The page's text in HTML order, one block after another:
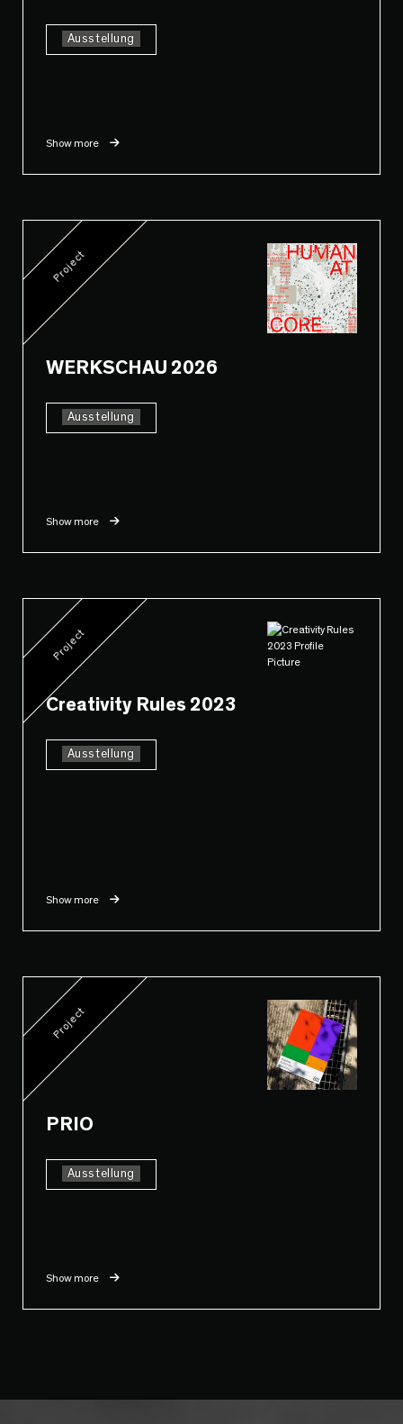
Ausstellung
Show more
Project
WERKSCHAU 2026
Ausstellung
Show more
Project
Creativity Rules 2023
Ausstellung
Show more
Project
PRIO
Ausstellung
Show more